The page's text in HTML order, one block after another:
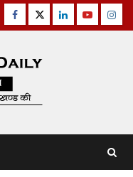
Facebook
TwitterLinkedinYoutube